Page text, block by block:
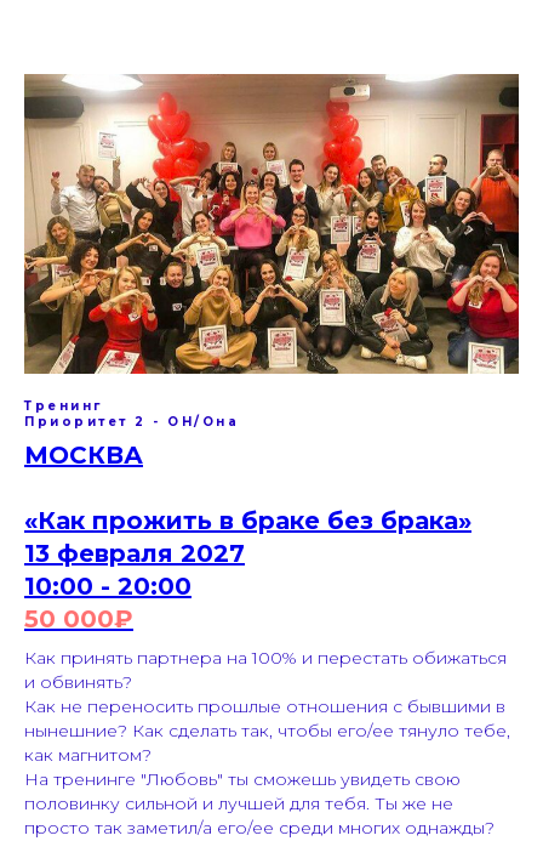
Тренинг
Приоритет 2 - ОН/Она
МОСКВА
«Как прожить в браке без брака»
13 февраля 2027
10:00 - 20:00
50 000₽
Как принять партнера на 100% и перестать обижаться
и обвинять?
Как не переносить прошлые отношения с бывшими в
нынешние? Как сделать так, чтобы его/ее тянуло тебе,
как магнитом?
На тренинге "Любовь" ты сможешь увидеть свою
половинку сильной и лучшей для тебя. Ты же не
просто так заметил/а его/ее среди многих однажды?